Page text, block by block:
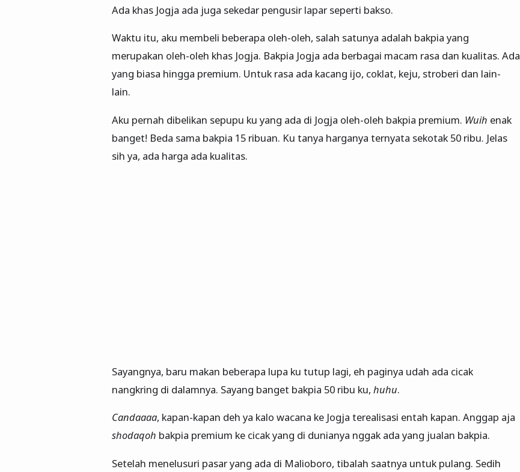
Ada khas Jogja ada juga sekedar pengusir lapar seperti bakso.
Waktu itu, aku membeli beberapa oleh-oleh, salah satunya adalah bakpia yang
merupakan oleh-oleh khas Jogja. Bakpia Jogja ada berbagai macam rasa dan kualitas. Ada
yang biasa hingga premium. Untuk rasa ada kacang ijo, coklat, keju, stroberi dan lain-
lain.
Aku pernah dibelikan sepupu ku yang ada di Jogja oleh-oleh bakpia premium. Wuih enak
banget! Beda sama bakpia 15 ribuan. Ku tanya harganya ternyata sekotak 50 ribu. Jelas
sih ya, ada harga ada kualitas.
Sayangnya, baru makan beberapa lupa ku tutup lagi, eh paginya udah ada cicak
nangkring di dalamnya. Sayang banget bakpia 50 ribu ku, huhu.
Candaaaa, kapan-kapan deh ya kalo wacana ke Jogja terealisasi entah kapan. Anggap aja
shodaqoh bakpia premium ke cicak yang di dunianya nggak ada yang jualan bakpia.
Setelah menelusuri pasar yang ada di Malioboro, tibalah saatnya untuk pulang. Sedih